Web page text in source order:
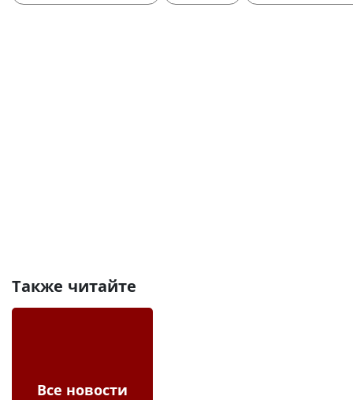
Также читайте
Все новости